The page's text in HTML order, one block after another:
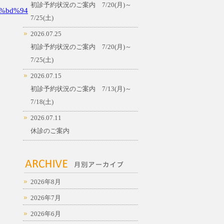
初診予約状況のご案内 7/20(月)～
7/25(土)
2026.07.25
初診予約状況のご案内 7/20(月)～
7/25(土)
2026.07.15
初診予約状況のご案内 7/13(月)～
7/18(土)
2026.07.11
休診のご案内
2026年8月
2026年7月
2026年6月